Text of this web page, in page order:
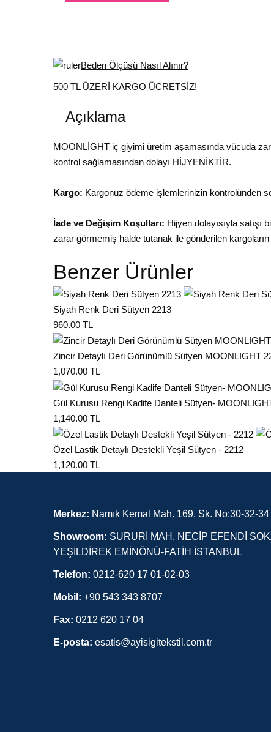
Beden Ölçüsü Nasıl Alınır?
500 TL ÜZERİ KARGO ÜCRETSİZ!
Açıklama
MOONLİGHT iç giyimi üretim aşamasında vücuda
kontrol sağlamasından dolayı HİJYENİKTİR.
Kargo: Kargonuz ödeme işlemlerinizin kontrolünden
İade ve Değişim Koşulları: Hijyen dolayısıyla
zarar görmemiş halde tutanak ile gönderilen kargoların
Benzer Ürünler
Siyah Renk Deri Sütyen 2213
960.00 TL
Zincir Detaylı Deri Görünümlü Sütyen MOONLIGHT
1,070.00 TL
Gül Kurusu Rengi Kadife Danteli Sütyen-
1,140.00 TL
Özel Lastik Detaylı Destekli Yeşil Sütyen - 2212
1,120.00 TL
Merkez: Namık Kemal Mah. 169. Sk. No:30-32-
Showroom: SURURİ MAH. NECİP EFENDİ
YEŞİLDİREK EMİNÖNÜ-FATİH İSTANBUL
Telefon: 0212-620 17 01-02-03
Mobil: +90 543 343 8707
Fax: 0212 620 17 04
E-posta: esatis@ayisigitekstil.com.tr